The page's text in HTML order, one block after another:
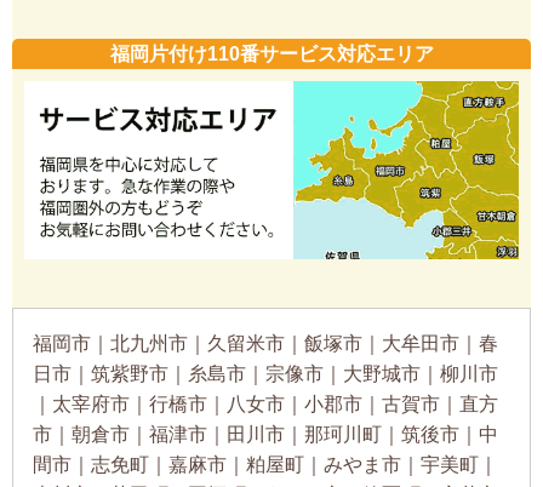
福岡片付け110番サービス対応エリア
福岡市｜北九州市｜久留米市｜飯塚市｜大牟田市｜春
日市｜筑紫野市｜糸島市｜宗像市｜大野城市｜柳川市
｜太宰府市｜行橋市｜八女市｜小郡市｜古賀市｜直方
市｜朝倉市｜福津市｜田川市｜那珂川町｜筑後市｜中
間市｜志免町｜嘉麻市｜粕屋町｜みやま市｜宇美町｜